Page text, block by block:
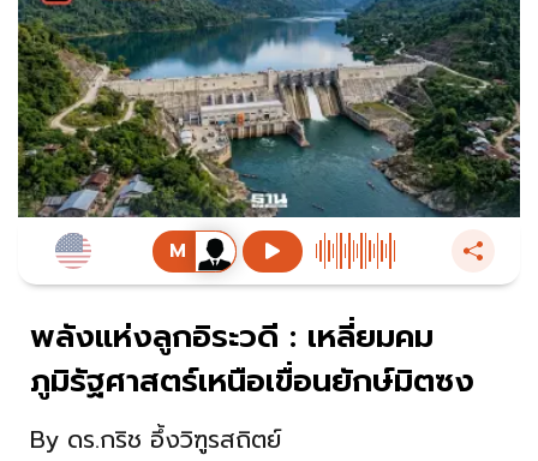
พลังแห่งลูกอิระวดี : เหลี่ยมคม
ภูมิรัฐศาสตร์เหนือเขื่อนยักษ์มิตซง
By ดร.กริช อึ้งวิฑูรสถิตย์